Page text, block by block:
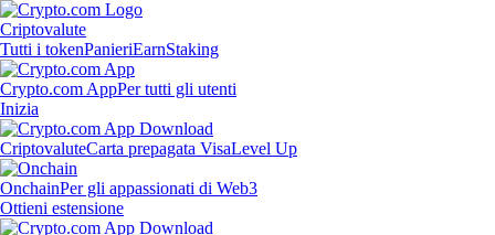
Criptovalute
Tutti i tokenPanieriEarnStaking
Crypto.com AppPer tutti gli utenti
Inizia
CriptovaluteCarta prepagata VisaLevel Up
OnchainPer gli appassionati di Web3
Ottieni estensione